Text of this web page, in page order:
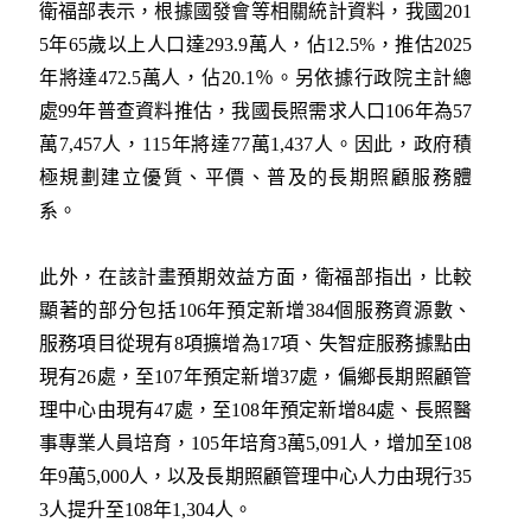
衛福部表示，根據國發會等相關統計資料，我國201
5年65歲以上人口達293.9萬人，佔12.5%，推估2025
年將達472.5萬人，佔20.1％。另依據行政院主計總
處99年普查資料推估，我國長照需求人口106年為57
萬7,457人，115年將達77萬1,437人。因此，政府積
極規劃建立優質、平價、普及的長期照顧服務體
系。
此外，在該計畫預期效益方面，衛福部指出，比較
顯著的部分包括106年預定新增384個服務資源數、
服務項目從現有8項擴增為17項、失智症服務據點由
現有26處，至107年預定新增37處，偏鄉長期照顧管
理中心由現有47處，至108年預定新增84處、長照醫
事專業人員培育，105年培育3萬5,091人，增加至108
年9萬5,000人，以及長期照顧管理中心人力由現行35
3人提升至108年1,304人。